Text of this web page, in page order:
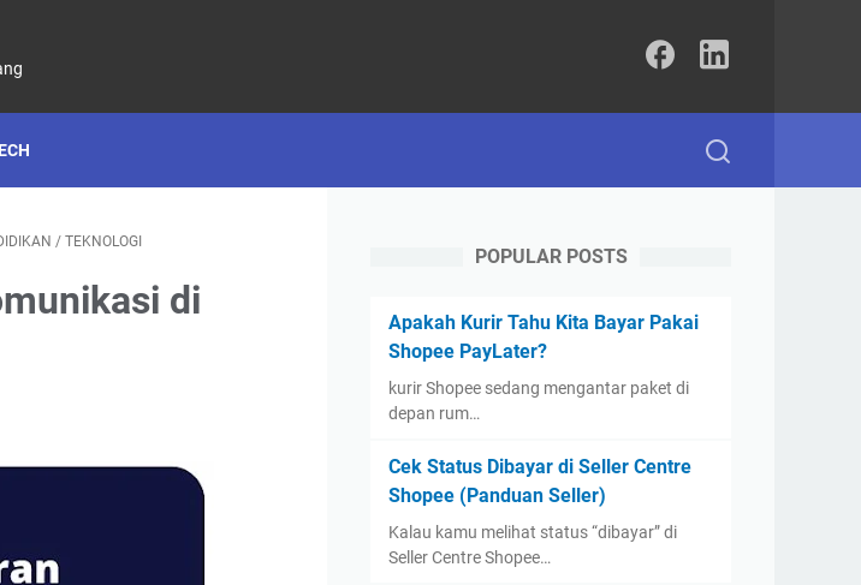
/ TEKNOLOGI
di
POPULAR POSTS
Apakah Kurir Tahu Kita Bayar Pakai
Shopee PayLater?
kurir Shopee sedang mengantar paket di
depan rum…
Cek Status Dibayar di Seller Centre
Shopee (Panduan Seller)
Kalau kamu melihat status “dibayar” di
Seller Centre Shopee…